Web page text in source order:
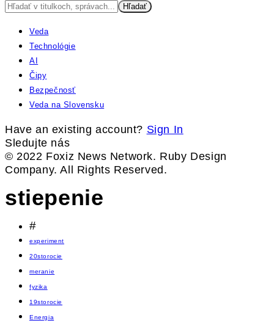
Veda
Technológie
AI
Čipy
Bezpečnosť
Veda na Slovensku
Have an existing account? Sign In
Sledujte nás
© 2022 Foxiz News Network. Ruby Design
Company. All Rights Reserved.
stiepenie
#
experiment
20storocie
meranie
fyzika
19storocie
Energia